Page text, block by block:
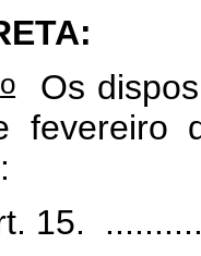
o
Os
fevereiro
15.